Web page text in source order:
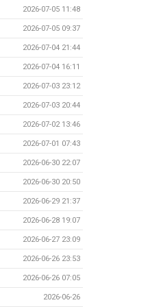
2026-07-05 11:48
2026-07-05 09:37
2026-07-04 21:44
2026-07-04 16:11
2026-07-03 23:12
2026-07-03 20:44
2026-07-02 13:46
2026-07-01 07:43
2026-06-30 22:07
2026-06-30 20:50
2026-06-29 21:37
2026-06-28 19:07
2026-06-27 23:09
2026-06-26 23:53
2026-06-26 07:05
2026-06-26